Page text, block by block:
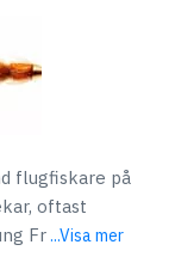
flugfiskare på
oftast
Fr...Visa mer